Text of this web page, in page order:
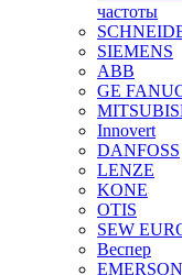
частоты
SIEMENS
ABB
GE
Innovert
DANFOSS
LENZE
KONE
OTIS
SEW
Веспер
EMERSON